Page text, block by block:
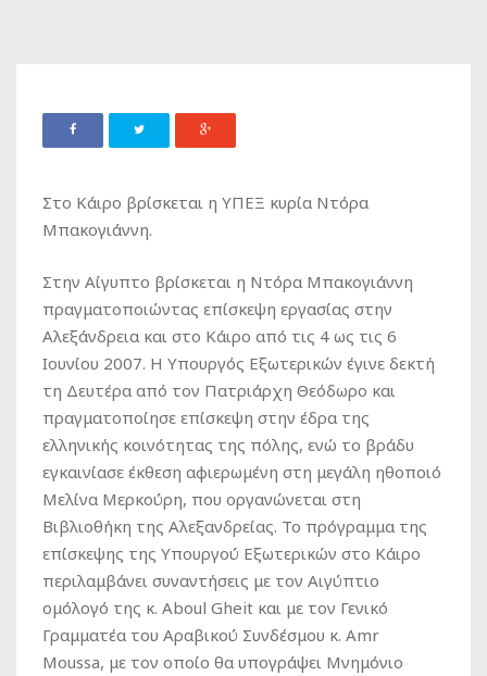
Στο Κάιρο βρίσκεται η ΥΠΕΞ κυρία Ντόρα
Μπακογιάννη.
Στην Αίγυπτο βρίσκεται η Ντόρα Μπακογιάννη
πραγματοποιώντας επίσκεψη εργασίας στην
Αλεξάνδρεια και στο Κάιρο από τις 4 ως τις 6
Ιουνίου 2007. Η Υπουργός Εξωτερικών έγινε δεκτή
τη Δευτέρα από τον Πατριάρχη Θεόδωρο και
πραγματοποίησε επίσκεψη στην έδρα της
ελληνικής κοινότητας της πόλης, ενώ το βράδυ
εγκαινίασε έκθεση αφιερωμένη στη μεγάλη ηθοποιό
Μελίνα Μερκούρη, που οργανώνεται στη
Βιβλιοθήκη της Αλεξανδρείας. Το πρόγραμμα της
επίσκεψης της Υπουργού Εξωτερικών στο Κάιρο
περιλαμβάνει συναντήσεις με τον Αιγύπτιο
ομόλογό της κ. Aboul Gheit και με τον Γενικό
Γραμματέα του Αραβικού Συνδέσμου κ. Amr
Moussa, με τον οποίο θα υπογράψει Μνημόνιο